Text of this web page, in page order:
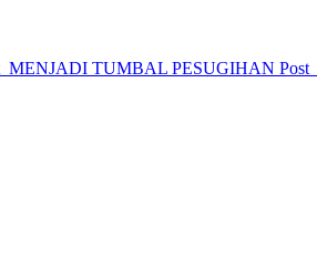
MENJADI TUMBAL PESUGIHAN Post